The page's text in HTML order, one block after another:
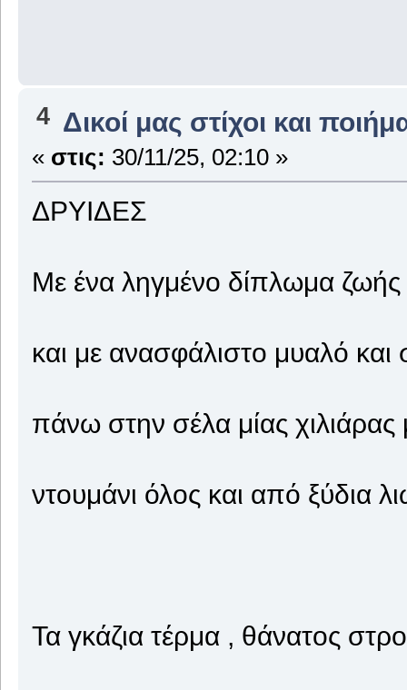
4 Δικοί μας στίχοι και
« στις: 30/11/25, 02:10 »
ΔΡΥΙΔΕΣ
Με ένα ληγμένο δίπλωμα ζωής
και με ανασφάλιστο μυαλό
πάνω στην σέλα μίας χιλιάρας
ντουμάνι όλος και από ξύδια
Τα γκάζια τέρμα , θάνατος